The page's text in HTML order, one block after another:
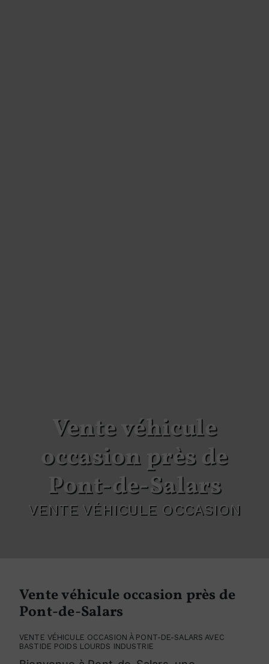
Vente véhicule
occasion près de
Pont-de-Salars
VENTE VÉHICULE OCCASION
Vente véhicule occasion près de
Pont-de-Salars
VENTE VÉHICULE OCCASION À PONT-DE-SALARS AVEC
BASTIDE POIDS LOURDS INDUSTRIE